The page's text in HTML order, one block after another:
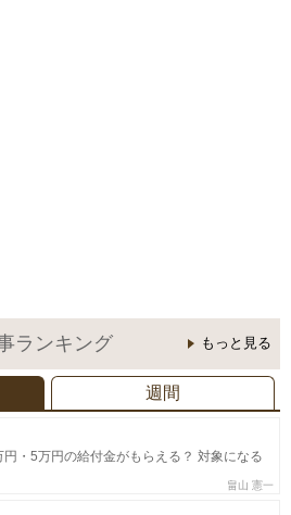
ランキング もっと見る
週間
円・5万円の給付金がもらえる？ 対象になる
畠山 憲一